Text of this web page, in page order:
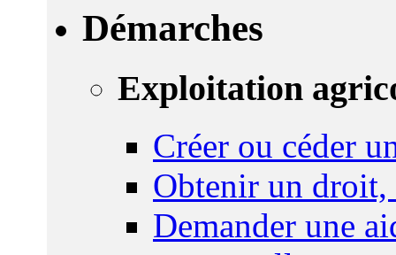
Démarches
Exploitation
Créer ou céder
Obtenir un droit,
Demander une